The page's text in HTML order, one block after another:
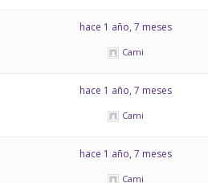
hace 1 año, 7 meses
Cami
hace 1 año, 7 meses
Cami
hace 1 año, 7 meses
Cami